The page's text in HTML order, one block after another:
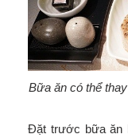
Bữa ăn có thể
Đặt trước bữa ăn